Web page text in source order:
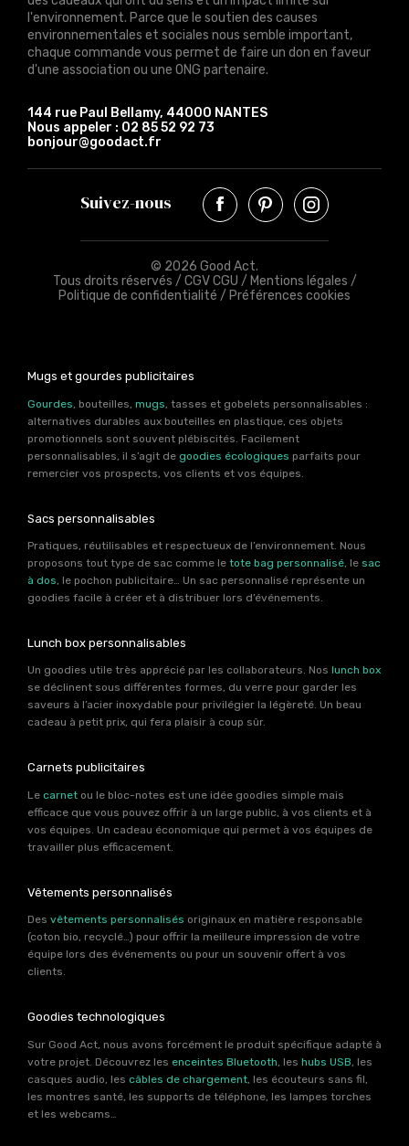
l'environnement. Parce que le soutien des causes
environnementales et sociales nous semble important,
chaque commande vous permet de faire un don en faveur
d'une association ou une ONG partenaire.
144 rue Paul Bellamy, 44000 NANTES
Nous appeler : 02 85 52 92 73
bonjour@goodact.fr
Suivez-nous
© 2026 Good Act.
Tous droits réservés / CGV CGU / Mentions légales /
Politique de confidentialité / Préférences cookies
Mugs et gourdes publicitaires
Gourdes , bouteilles, mugs , tasses et gobelets personnalisables :
alternatives durables aux bouteilles en plastique, ces objets
promotionnels sont souvent plébiscités. Facilement
personnalisables, il s’agit de goodies écologiques parfaits pour
remercier vos prospects, vos clients et vos équipes.
Sacs personnalisables
Pratiques, réutilisables et respectueux de l’environnement. Nous
proposons tout type de sac comme le tote bag personnalisé, le sac
à dos, le pochon publicitaire… Un sac personnalisé représente un
goodies facile à créer et à distribuer lors d’événements.
Lunch box personnalisables
Un goodies utile très apprécié par les collaborateurs. Nos lunch box
se déclinent sous différentes formes, du verre pour garder les
saveurs à l’acier inoxydable pour privilégier la légèreté. Un beau
cadeau à petit prix, qui fera plaisir à coup sûr.
Carnets publicitaires
Le carnet ou le bloc-notes est une idée goodies simple mais
efficace que vous pouvez offrir à un large public, à vos clients et à
vos équipes. Un cadeau économique qui permet à vos équipes de
travailler plus efficacement.
Vêtements personnalisés
Des vêtements personnalisés originaux en matière responsable
(coton bio, recyclé…) pour offrir la meilleure impression de votre
équipe lors des événements ou pour un souvenir offert à vos
clients.
Goodies technologiques
Sur Good Act, nous avons forcément le produit spécifique adapté à
votre projet. Découvrez les enceintes Bluetooth , les hubs USB , les
casques audio, les câbles de chargement , les écouteurs sans fil,
les montres santé, les supports de téléphone, les lampes torches
et les webcams…